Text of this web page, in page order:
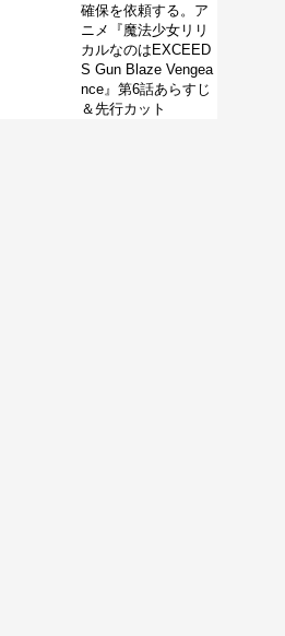
確保を依頼する。ア
ニメ『魔法少女リリ
カルなのはEXCEED
S Gun Blaze Vengea
nce』第6話あらすじ
＆先行カット